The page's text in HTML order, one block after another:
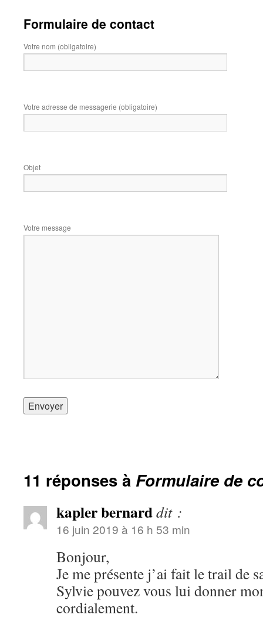
Formulaire de contact
Votre nom (obligatoire)
Votre adresse de messagerie (obligatoire)
Objet
Votre message
11 réponses à Formulaire de
kapler bernarddit :
16 juin 2019 à 16 h 53 min
Bonjour,
Je me présente j’ai fait le trail de
Sylvie pouvez vous lui donner
cordialement.